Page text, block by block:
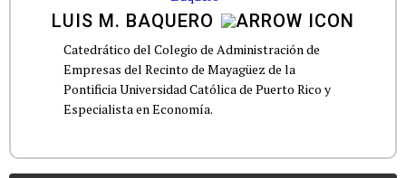
LUIS M. BAQUERO
Catedrático del Colegio de Administración de
Empresas del Recinto de Mayagüez de la
Pontificia Universidad Católica de Puerto Rico y
Especialista en Economía.